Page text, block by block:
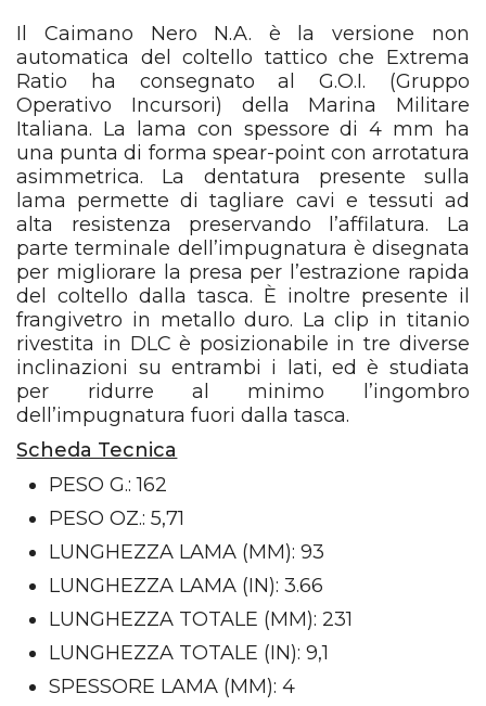
Il Caimano Nero N.A. è la versione non
automatica del coltello tattico che Extrema
Ratio ha consegnato al G.O.I. (Gruppo
Operativo Incursori) della Marina Militare
Italiana. La lama con spessore di 4 mm ha
una punta di forma spear-point con arrotatura
asimmetrica. La dentatura presente sulla
lama permette di tagliare cavi e tessuti ad
alta resistenza preservando l’affilatura. La
parte terminale dell’impugnatura è disegnata
per migliorare la presa per l’estrazione rapida
del coltello dalla tasca. È inoltre presente il
frangivetro in metallo duro. La clip in titanio
rivestita in DLC è posizionabile in tre diverse
inclinazioni su entrambi i lati, ed è studiata
per ridurre al minimo l’ingombro
dell’impugnatura fuori dalla tasca.
Scheda Tecnica
PESO G.: 162
PESO OZ.: 5,71
LUNGHEZZA LAMA (MM): 93
LUNGHEZZA LAMA (IN): 3.66
LUNGHEZZA TOTALE (MM): 231
LUNGHEZZA TOTALE (IN): 9,1
SPESSORE LAMA (MM): 4